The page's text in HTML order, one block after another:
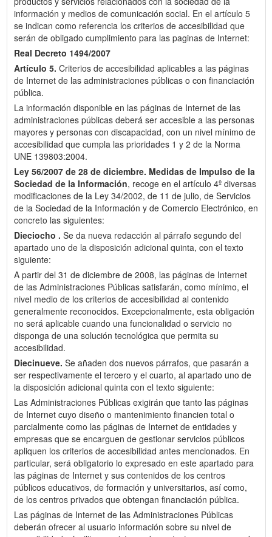
información y medios de comunicación social. En el artículo 5
se indican como referencia los criterios de accesibilidad que
serán de obligado cumplimiento para las paginas de Internet:
Real Decreto 1494/2007
Artículo 5. Criterios de accesibilidad aplicables a las páginas
de Internet de las administraciones públicas o con financiación
pública.
La información disponible en las páginas de Internet de las
administraciones públicas deberá ser accesible a las personas
mayores y personas con discapacidad, con un nivel mínimo de
accesibilidad que cumpla las prioridades 1 y 2 de la Norma
UNE 139803:2004.
Ley 56/2007 de 28 de diciembre. Medidas de Impulso de la
Sociedad de la Información, recoge en el artículo 4º diversas
modificaciones de la Ley 34/2002, de 11 de julio, de Servicios
de la Sociedad de la Información y de Comercio Electrónico, en
concreto las siguientes:
Dieciocho . Se da nueva redacción al párrafo segundo del
apartado uno de la disposición adicional quinta, con el texto
siguiente:
A partir del 31 de diciembre de 2008, las páginas de Internet
de las Administraciones Públicas satisfarán, como mínimo, el
nivel medio de los criterios de accesibilidad al contenido
generalmente reconocidos. Excepcionalmente, esta obligación
no será aplicable cuando una funcionalidad o servicio no
disponga de una solución tecnológica que permita su
accesibilidad.
Diecinueve. Se añaden dos nuevos párrafos, que pasarán a
ser respectivamente el tercero y el cuarto, al apartado uno de
la disposición adicional quinta con el texto siguiente:
Las Administraciones Públicas exigirán que tanto las páginas
de Internet cuyo diseño o mantenimiento financien total o
parcialmente como las páginas de Internet de entidades y
empresas que se encarguen de gestionar servicios públicos
apliquen los criterios de accesibilidad antes mencionados. En
particular, será obligatorio lo expresado en este apartado para
las páginas de Internet y sus contenidos de los centros
públicos educativos, de formación y universitarios, así como,
de los centros privados que obtengan financiación pública.
Las páginas de Internet de las Administraciones Públicas
deberán ofrecer al usuario información sobre su nivel de